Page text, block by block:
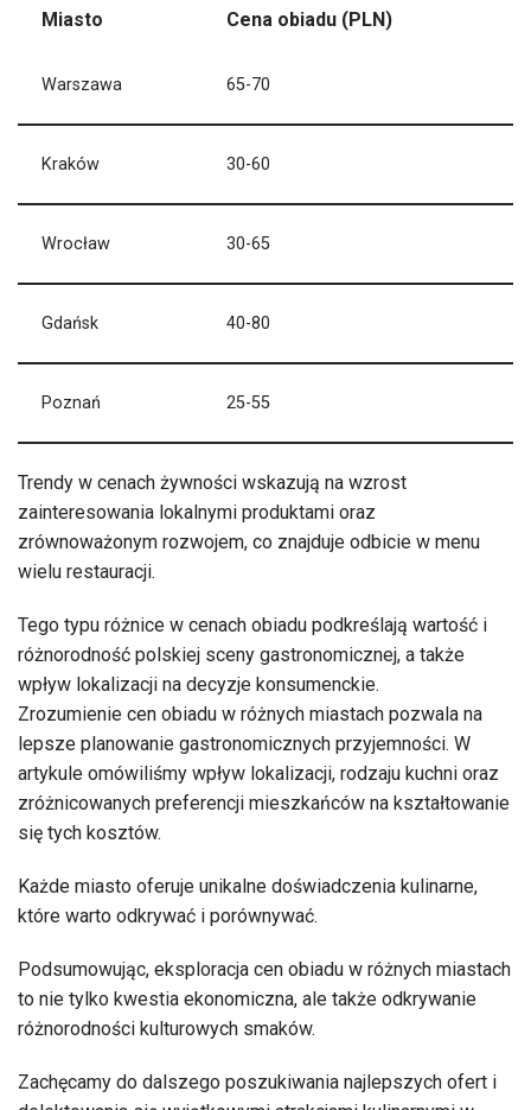
Miasto Cena obiadu (PLN)
Warszawa 65-70
Kraków 30-60
Wrocław 30-65
Gdańsk 40-80
Poznań 25-55
Trendy w cenach żywności wskazują na wzrost
zainteresowania lokalnymi produktami oraz
zrównoważonym rozwojem, co znajduje odbicie w menu
wielu restauracji.
Tego typu różnice w cenach obiadu podkreślają wartość i
różnorodność polskiej sceny gastronomicznej, a także
wpływ lokalizacji na decyzje konsumenckie.
Zrozumienie cen obiadu w różnych miastach pozwala na
lepsze planowanie gastronomicznych przyjemności. W
artykule omówiliśmy wpływ lokalizacji, rodzaju kuchni oraz
zróżnicowanych preferencji mieszkańców na kształtowanie
się tych kosztów.
Każde miasto oferuje unikalne doświadczenia kulinarne,
które warto odkrywać i porównywać.
Podsumowując, eksploracja cen obiadu w różnych miastach
to nie tylko kwestia ekonomiczna, ale także odkrywanie
różnorodności kulturowych smaków.
Zachęcamy do dalszego poszukiwania najlepszych ofert i